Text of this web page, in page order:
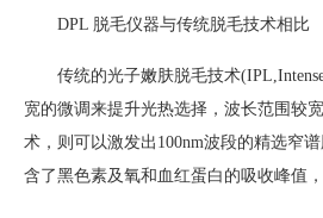
DPL 脱毛仪器与传统脱毛技术相比
传统的光子嫩肤脱毛技术(IPL,Intense
宽的微调来提升光热选择，波长范围较
术，则可以激发出100nm波段的精选窄
含了黑色素及氧和血红蛋白的吸收峰值